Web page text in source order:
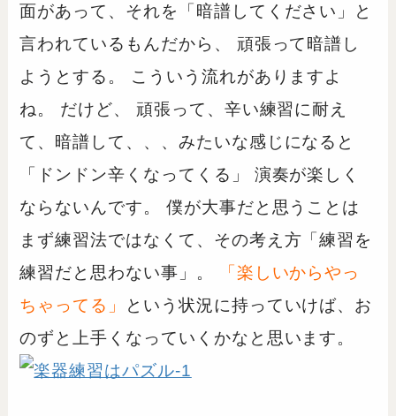
面があって、それを「暗譜してください」と
言われているもんだから、 頑張って暗譜し
ようとする。 こういう流れがありますよ
ね。 だけど、 頑張って、辛い練習に耐え
て、暗譜して、、、みたいな感じになると
「ドンドン辛くなってくる」 演奏が楽しく
ならないんです。 僕が大事だと思うことは
まず練習法ではなくて、その考え方「練習を
練習だと思わない事」。
「楽しいからやっ
ちゃってる」
という状況に持っていけば、お
のずと上手くなっていくかなと思います。